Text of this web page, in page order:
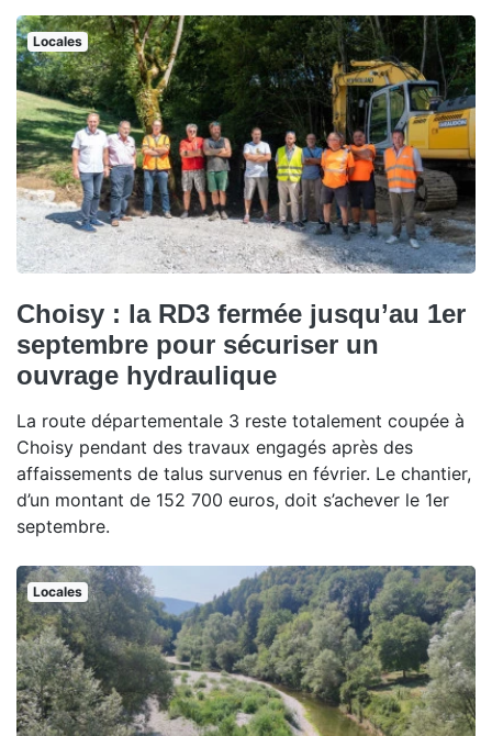
Locales
Choisy : la RD3 fermée jusqu’au 1er
septembre pour sécuriser un
ouvrage hydraulique
La route départementale 3 reste totalement coupée à
Choisy pendant des travaux engagés après des
affaissements de talus survenus en février. Le chantier,
d’un montant de 152 700 euros, doit s’achever le 1er
septembre.
Locales